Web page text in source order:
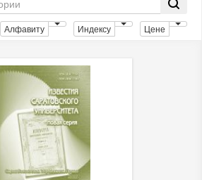
Алфавиту Индексу Цене